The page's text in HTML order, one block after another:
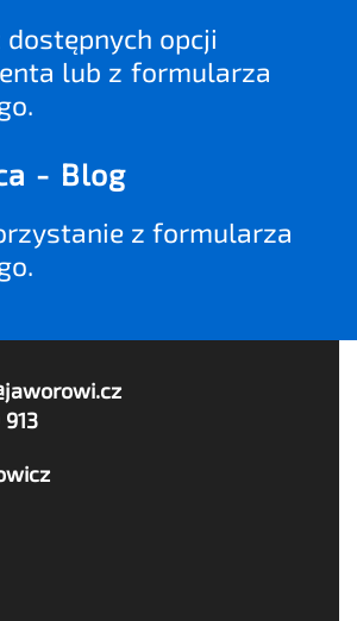
opcji
lub z formularza
- Blog
z formularza